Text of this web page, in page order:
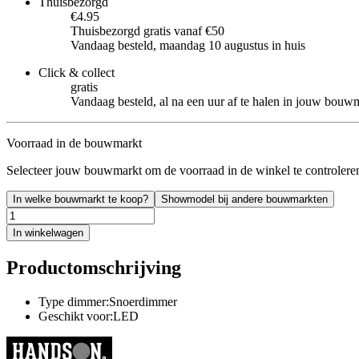
€4.95
Thuisbezorgd gratis vanaf €50
Vandaag besteld, maandag 10 augustus in huis
Click & collect
gratis
Vandaag besteld, al na een uur af te halen in jouw
Voorraad in de bouwmarkt
Selecteer jouw bouwmarkt om de voorraad in de winkel te
In welke bouwmarkt te koop? Showmodel bij andere bouwmarkten
In winkelwagen
Productomschrijving
Type dimmer:Snoerdimmer
Geschikt voor:LED